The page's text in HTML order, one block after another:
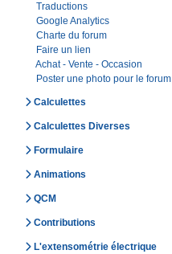
Traductions
Google Analytics
Charte du forum
Faire un lien
Achat - Vente - Occasion
Poster une photo pour le forum
Calculettes
Calculettes Diverses
Formulaire
Animations
QCM
Contributions
L'extensométrie électrique